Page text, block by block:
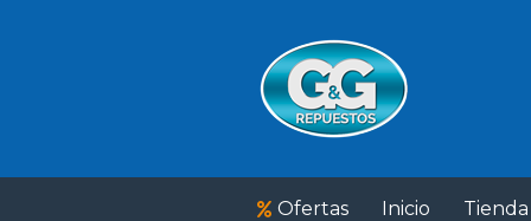
Ofertas Inicio Tienda